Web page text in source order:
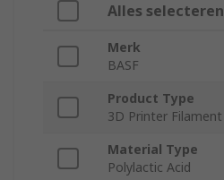
Alles selecteren
Merk
BASF
Product Type
3D Printer Filament
Material Type
Polylactic Acid